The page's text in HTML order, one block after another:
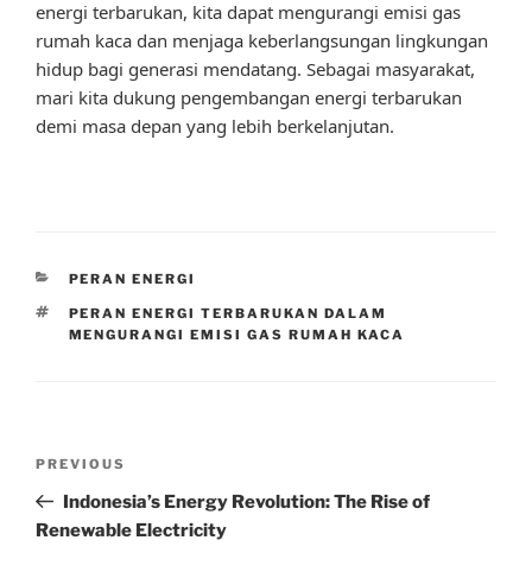
energi terbarukan, kita dapat mengurangi emisi gas
rumah kaca dan menjaga keberlangsungan lingkungan
hidup bagi generasi mendatang. Sebagai masyarakat,
mari kita dukung pengembangan energi terbarukan
demi masa depan yang lebih berkelanjutan.
CATEGORIES
PERAN ENERGI
TAGS
PERAN ENERGI TERBARUKAN DALAM
MENGURANGI EMISI GAS RUMAH KACA
Previous
Post
PREVIOUS
Indonesia’s Energy Revolution: The Rise of
Renewable Electricity